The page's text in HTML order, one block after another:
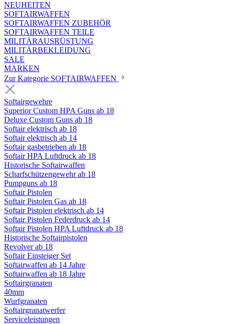
NEUHEITEN
SOFTAIRWAFFEN
SOFTAIRWAFFEN ZUBEHÖR
SOFTAIRWAFFEN TEILE
MILITÄRAUSRÜSTUNG
MILITÄRBEKLEIDUNG
SALE
MARKEN
Zur Kategorie SOFTAIRWAFFEN
Softairgewehre
Superior Custom HPA Guns ab 18
Deluxe Custom Guns ab 18
Softair elektrisch ab 18
Softair elektrisch ab 14
Softair gasbetrieben ab 18
Softair HPA Luftdruck ab 18
Historische Softairwaffen
Scharfschützengewehr ab 18
Pumpguns ab 18
Softair Pistolen
Softair Pistolen Gas ab 18
Softair Pistolen elektrisch ab 14
Softair Pistolen Federdruck ab 14
Softair Pistolen HPA Luftdruck ab 18
Historische Softairpistolen
Revolver ab 18
Softair Einsteiger Set
Softairwaffen ab 14 Jahre
Softairwaffen ab 18 Jahre
Softairgranaten
40mm
Wurfgranaten
Softairgranatwerfer
Serviceleistungen